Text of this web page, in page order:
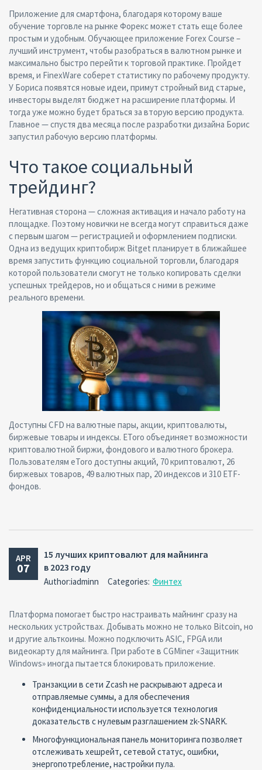
Приложение для смартфона, благодаря которому ваше
обучение торговле на рынке Форекс может стать еще более
простым и удобным. Обучающее приложение Forex Course –
лучший инструмент, чтобы разобраться в валютном рынке и
максимально быстро перейти к торговой практике. Пройдет
время, и FinexWare соберет статистику по рабочему продукту.
У Бориса появятся новые идеи, примут стройный вид старые,
инвесторы выделят бюджет на расширение платформы. И
тогда уже можно будет браться за вторую версию продукта.
Главное — спустя два месяца после разработки дизайна Борис
запустил рабочую версию платформы.
Что такое социальный
трейдинг?
Негативная сторона — сложная активация и начало работу на
площадке. Поэтому новички не всегда могут справиться даже
с первым шагом — регистрацией и оформлением подписки.
Одна из ведущих криптобирж Bitget планирует в ближайшее
время запустить функцию социальной торговли, благодаря
которой пользователи смогут не только копировать сделки
успешных трейдеров, но и общаться с ними в режиме
реального времени.
Доступны CFD на валютные пары, акции, криптовалюты,
биржевые товары и индексы. EToro объединяет возможности
криптовалютной биржи, фондового и валютного брокера.
Пользователям eToro доступны акций, 70 криптовалют, 26
биржевых товаров, 49 валютных пар, 20 индексов и 310 ETF-
фондов.
APR
07
15 лучших криптовалют для майнинга
в 2023 году
Author:iadminn Categories: Финтех
Платформа помогает быстро настраивать майнинг сразу на
нескольких устройствах. Добывать можно не только Bitcoin, но
и другие альткоины. Можно подключить ASIC, FPGA или
видеокарту для майнинга. При работе в CGMiner «Защитник
Windows» иногда пытается блокировать приложение.
Транзакции в сети Zcash не раскрывают адреса и
отправляемые суммы, а для обеспечения
конфиденциальности используется технология
доказательств с нулевым разглашением zk-SNARK.
Многофункциональная панель мониторинга позволяет
отслеживать хешрейт, сетевой статус, ошибки,
энергопотребление, настройки пула.